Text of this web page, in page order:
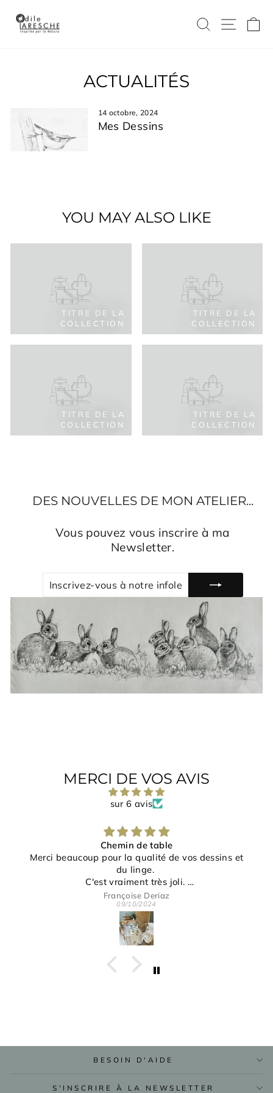
contenu
ACTUALITÉS
14 octobre, 2024
Mes Dessins
YOU MAY ALSO LIKE
TITRE DE LA
COLLECTION
TITRE DE LA
COLLECTION
TITRE DE LA
COLLECTION
TITRE DE LA
COLLECTION
DES NOUVELLES DE MON ATELIER...
Vous pouvez vous inscrire à ma
Newsletter.
VOUS
À
INFOLETTRE
MERCI DE VOS AVIS
sur 6 avis
Chemin de table
Merci beaucoup pour la qualité de vos dessins et
du linge.
C'est vraiment très joli.
Merci pour votre gentillesse et disponibilité.
Françoise Deriaz
09/10/2024
BESOIN D'AIDE
S'INSCRIRE À LA NEWSLETTER